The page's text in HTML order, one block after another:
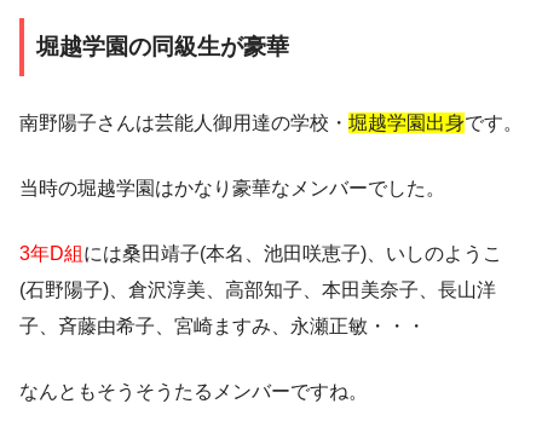
堀越学園の同級生が豪華
南野陽子さんは芸能人御用達の学校・ 堀越学園出身です。
当時の堀越学園はかなり豪華なメンバーでした。
3年D組には桑田靖子(本名、池田咲恵子)、いしのようこ
(石野陽子)、倉沢淳美、高部知子、本田美奈子、長山洋
子、斉藤由希子、宮崎ますみ、永瀬正敏・・・
なんともそうそうたるメンバーですね。